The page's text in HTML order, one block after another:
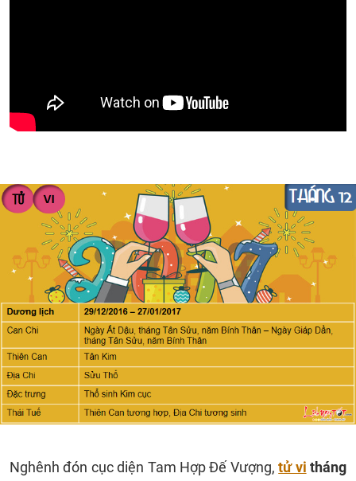
Nghênh đón cục diện Tam Hợp Đế Vượng,tử vi tháng